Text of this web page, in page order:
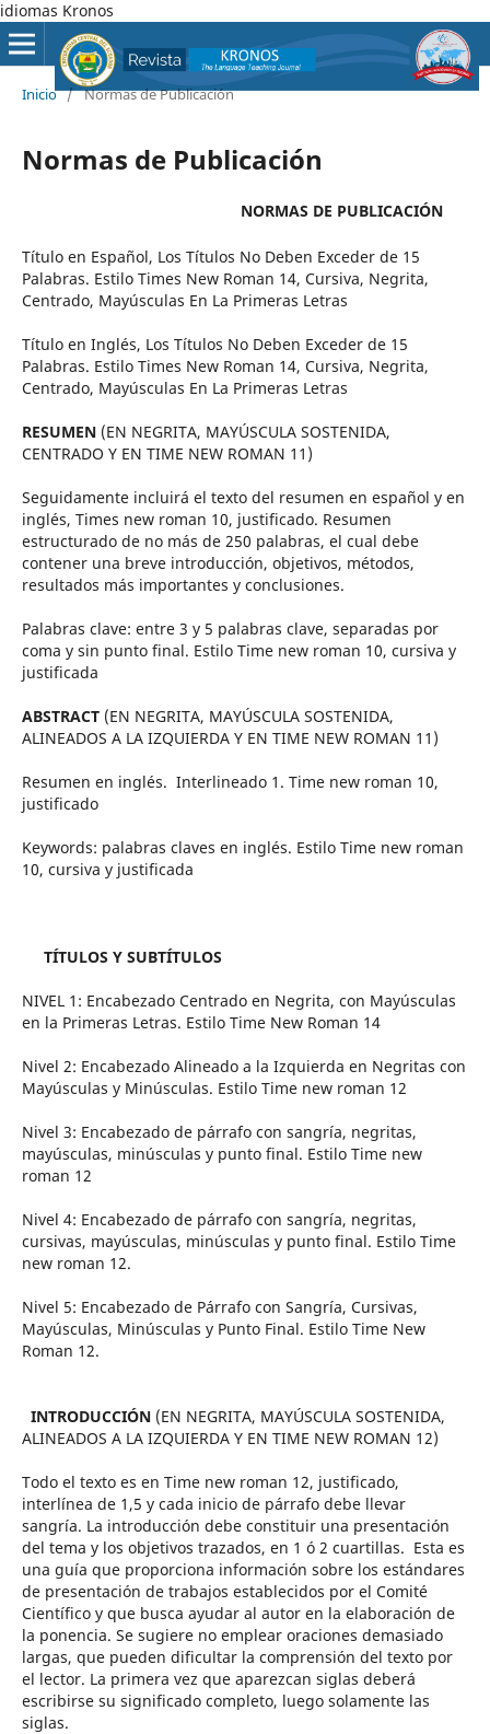
idiomas Kronos
Inicio / Normas de Publicación
Normas de Publicación
NORMAS DE PUBLICACIÓN
Título en Español, Los Títulos No Deben Exceder de 15
Palabras. Estilo Times New Roman 14, Cursiva, Negrita,
Centrado, Mayúsculas En La Primeras Letras
Título en Inglés, Los Títulos No Deben Exceder de 15
Palabras. Estilo Times New Roman 14, Cursiva, Negrita,
Centrado, Mayúsculas En La Primeras Letras
RESUMEN(EN NEGRITA, MAYÚSCULA SOSTENIDA,
CENTRADO Y EN TIME NEW ROMAN 11)
Seguidamente incluirá el texto del resumen en español y en
inglés, Times new roman 10, justificado. Resumen
estructurado de no más de 250 palabras, el cual debe
contener una breve introducción, objetivos, métodos,
resultados más importantes y conclusiones.
Palabras clave: entre 3 y 5 palabras clave, separadas por
coma y sin punto final. Estilo Time new roman 10, cursiva y
justificada
ABSTRACT(EN NEGRITA, MAYÚSCULA SOSTENIDA,
ALINEADOS A LA IZQUIERDA Y EN TIME NEW ROMAN 11)
Resumen en inglés. Interlineado 1. Time new roman 10,
justificado
Keywords: palabras claves en inglés. Estilo Time new roman
10, cursiva y justificada
TÍTULOS Y SUBTÍTULOS
NIVEL 1: Encabezado Centrado en Negrita, con Mayúsculas
en la Primeras Letras. Estilo Time New Roman 14
Nivel 2: Encabezado Alineado a la Izquierda en Negritas con
Mayúsculas y Minúsculas. Estilo Time new roman 12
Nivel 3: Encabezado de párrafo con sangría, negritas,
mayúsculas, minúsculas y punto final. Estilo Time new
roman 12
Nivel 4: Encabezado de párrafo con sangría, negritas,
cursivas, mayúsculas, minúsculas y punto final. Estilo Time
new roman 12.
Nivel 5: Encabezado de Párrafo con Sangría, Cursivas,
Mayúsculas, Minúsculas y Punto Final. Estilo Time New
Roman 12.
INTRODUCCIÓN(EN NEGRITA, MAYÚSCULA SOSTENIDA,
ALINEADOS A LA IZQUIERDA Y EN TIME NEW ROMAN 12)
Todo el texto es en Time new roman 12, justificado,
interlínea de 1,5 y cada inicio de párrafo debe llevar
sangría. La introducción debe constituir una presentación
del tema y los objetivos trazados, en 1 ó 2 cuartillas. Esta es
una guía que proporciona información sobre los estándares
de presentación de trabajos establecidos por el Comité
Científico y que busca ayudar al autor en la elaboración de
la ponencia. Se sugiere no emplear oraciones demasiado
largas, que pueden dificultar la comprensión del texto por
el lector. La primera vez que aparezcan siglas deberá
escribirse su significado completo, luego solamente las
siglas.